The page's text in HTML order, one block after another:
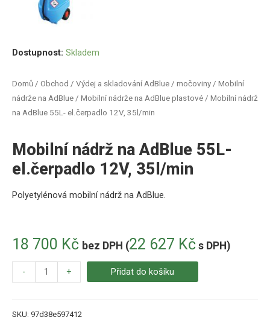
Domů / Obchod / Výdej a skladování AdBlue / močoviny / Mobilní
nádrže na AdBlue / Mobilní nádrže na AdBlue plastové / Mobilní nádrž
na AdBlue 55L- el.čerpadlo 12V, 35l/min
Mobilní nádrž na AdBlue 55L-
el.čerpadlo 12V, 35l/min
18 700 Kč bez DPH (22 627 Kč s DPH)
Polyetylénová mobilní nádrž na AdBlue.
Dostupnost: Skladem
- + Přidat do košíku
SKU: 97d38e597412